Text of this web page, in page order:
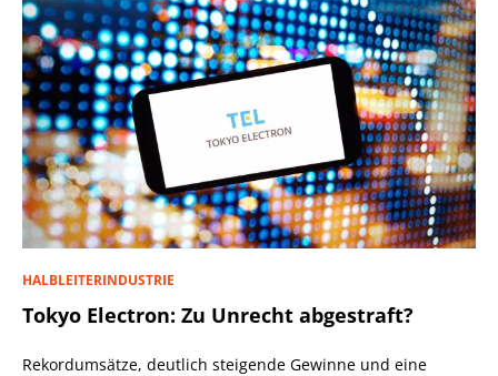
HALBLEITERINDUSTRIE
Tokyo Electron: Zu Unrecht abgestraft?
Rekordumsätze, deutlich steigende Gewinne und eine